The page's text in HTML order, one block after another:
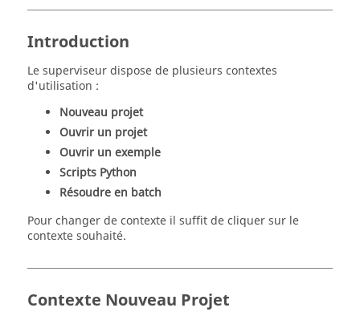
Introduction
Le superviseur dispose de plusieurs contextes
d'utilisation :
Nouveau projet
Ouvrir un projet
Ouvrir un exemple
Scripts Python
Résoudre en batch
Pour changer de contexte il suffit de cliquer sur le
contexte souhaité.
Contexte Nouveau Projet